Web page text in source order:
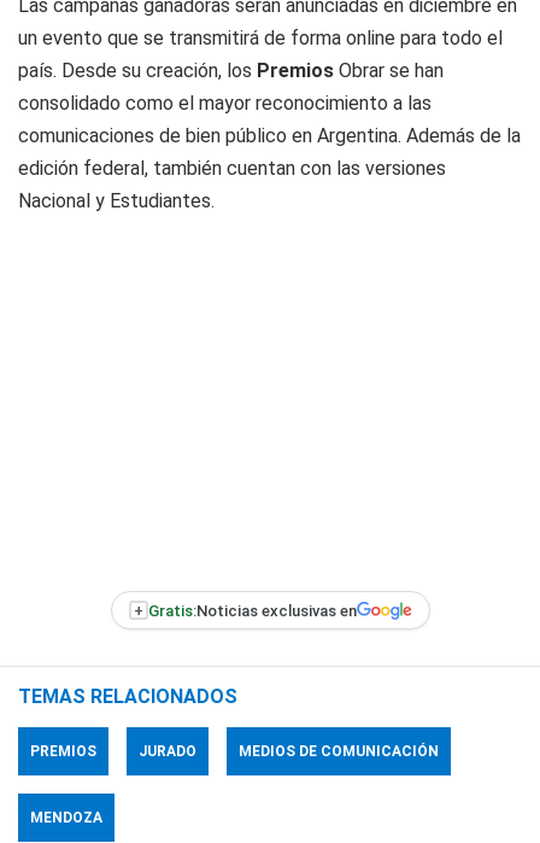
Las campañas ganadoras serán anunciadas en diciembre en
un evento que se transmitirá de forma online para todo el
país. Desde su creación, los Premios Obrar se han
consolidado como el mayor reconocimiento a las
comunicaciones de bien público en Argentina. Además de la
edición federal, también cuentan con las versiones
Nacional y Estudiantes.
+ Gratis:Noticias exclusivas en
TEMAS RELACIONADOS
PREMIOS JURADO MEDIOS DE COMUNICACIÓN
MENDOZA